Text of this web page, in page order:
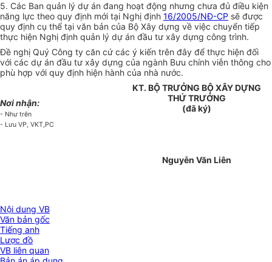
5. Các Ban quản lý dự án đang hoạt động nhưng chưa đủ điều kiện
năng lực theo quy định mới tại Nghị định 16/2005/NĐ-CP sẽ được
quy định cụ thể tại văn bản của Bộ Xây dựng về việc chuyển tiếp
thực hiện Nghị định quản lý dự án đầu tư xây dựng công trình.
Đề nghị Quý Công ty căn cứ các ý kiến trên đây để thực hiện đối
với các dự án đầu tư xây dựng của ngành Bưu chính viễn thông cho
phù hợp với quy định hiện hành của nhà nước.
Nơi nhận:
- Như trên
- Lưu VP, VKT,PC
KT. BỘ TRƯỞNG BỘ XÂY DỰNG
THỨ TRƯỞNG
(đã ký)
Nguyễn Văn Liên
Nội dung VB
Văn bản gốc
Tiếng anh
Lược đồ
VB liên quan